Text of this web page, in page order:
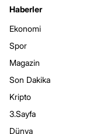
Haberler
Ekonomi
Spor
Magazin
Son Dakika
Kripto
3.Sayfa
Dünya